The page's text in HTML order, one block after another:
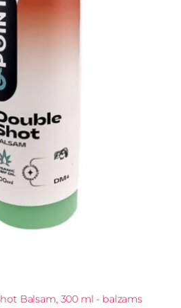
Balsam, 300 ml - balzams